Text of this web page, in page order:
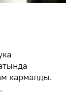
кармалды.